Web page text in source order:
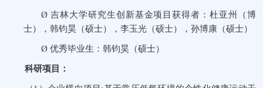
Ø 吉林大学研究生创新基金项目获得者：杜亚州（博
士），韩钧昊（硕士），李玉光（硕士），孙博康（硕士）
Ø 优秀毕业生：韩钧昊（硕士）
科研项目：